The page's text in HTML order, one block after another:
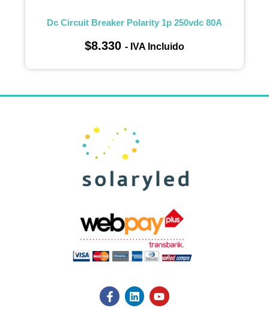
Dc Circuit Breaker Polarity 1p 250vdc 80A
$8.330 - IVA Incluido